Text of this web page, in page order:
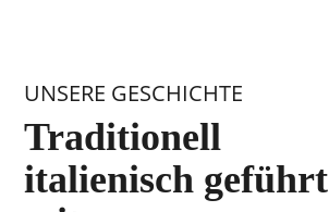
UNSERE GESCHICHTE
Traditionell
italienisch geführt